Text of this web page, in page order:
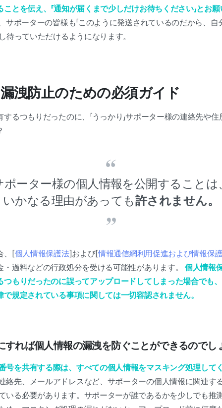
とを伝え、「通知が届くまで少しだけお待ちください」とお
サポーターの皆様も「このように発送されているのだから、
待っていただけるようになります。
洩防止のための必須ガイド
るつもりだったのに、「うっかり」サポーター様の連絡先や
ポーター様の個人情報を公開することは
いかなる理由があっても許されません。
、[個人情報保護法]および[情報通信網利用促進および情報保
過料などの行政処分を受ける可能性があります。 個人情報
つもりだったのに誤ってアップロードしてしまった場合でも
規定されている事項に関しては一切容認されません。
すれば個人情報の漏洩を防ぐことができるのでし
号を共有する際は、すべての個人情報をマスキング処理して
絡先、メールアドレスなど、サポーターの個人情報に関連す
いる必要があります。サポーターが誰であるかを少しでも推